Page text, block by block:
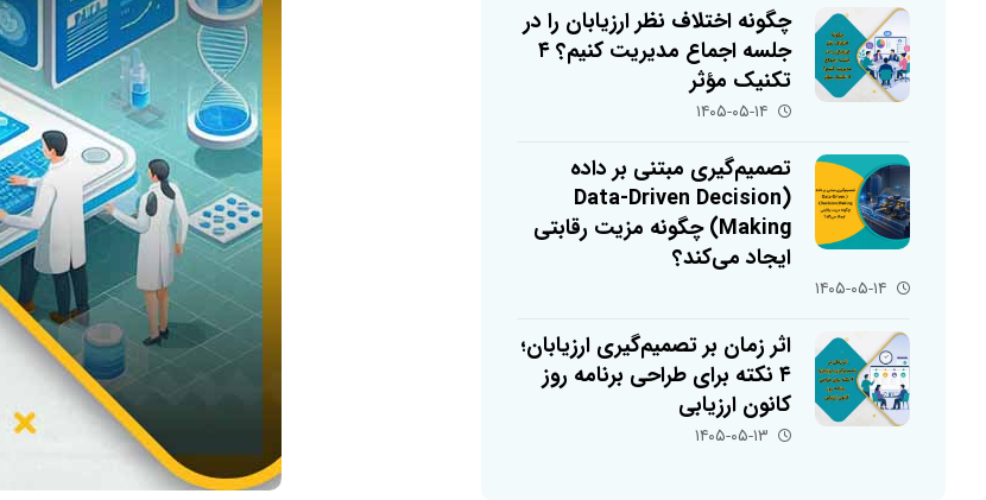
چگونه اختلاف نظر ارزیابان را در
جلسه اجماع مدیریت کنیم؟ ۴
تکنیک مؤثر
۱۴۰۵-۰۵-۱۴
تصمیم‌گیری مبتنی بر داده
(Data-Driven Decision
Making) چگونه مزیت رقابتی
ایجاد می‌کند؟
۱۴۰۵-۰۵-۱۴
اثر زمان بر تصمیم‌گیری ارزیابان؛
۴ نکته برای طراحی برنامه روز
کانون ارزیابی
۱۴۰۵-۰۵-۱۳